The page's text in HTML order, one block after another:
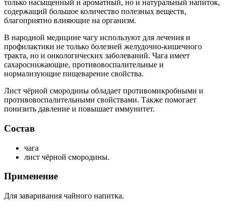
только насыщенный и ароматный, но и натуральный напиток,
содержащий большое количество полезных веществ,
благоприятно влияющие на организм.
В народной медицине чагу используют для лечения и
профилактики не только болезней желудочно-кишечного
тракта, но и онкологических заболеваний. Чага имеет
сахароснижающие, противовоспалительные и
нормализующие пищеварение свойства.
Лист чёрной смородины обладает противомикробными и
противовоспалительными свойствами. Также помогает
понизить давление и повышает иммунитет.
Состав
чага
лист чёрной смородины.
Применение
Для заваривания чайного напитка.